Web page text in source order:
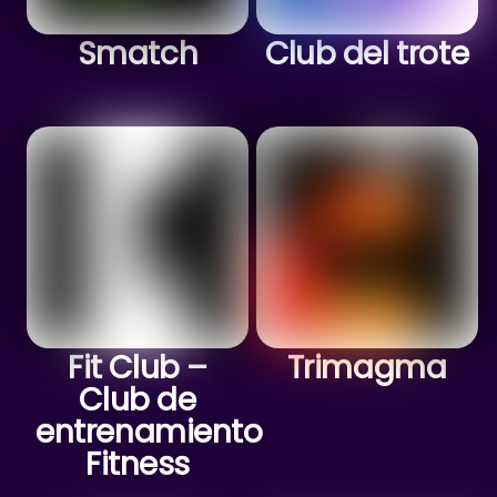
Smatch Club del trote
Fit Club –
Club de
entrenamiento
Fitness
Trimagma